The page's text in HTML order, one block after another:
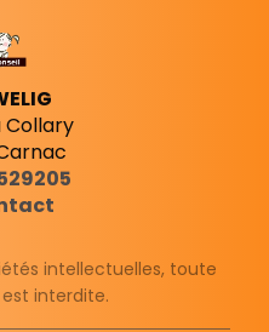
Collary
intellectuelles, toute
interdite.